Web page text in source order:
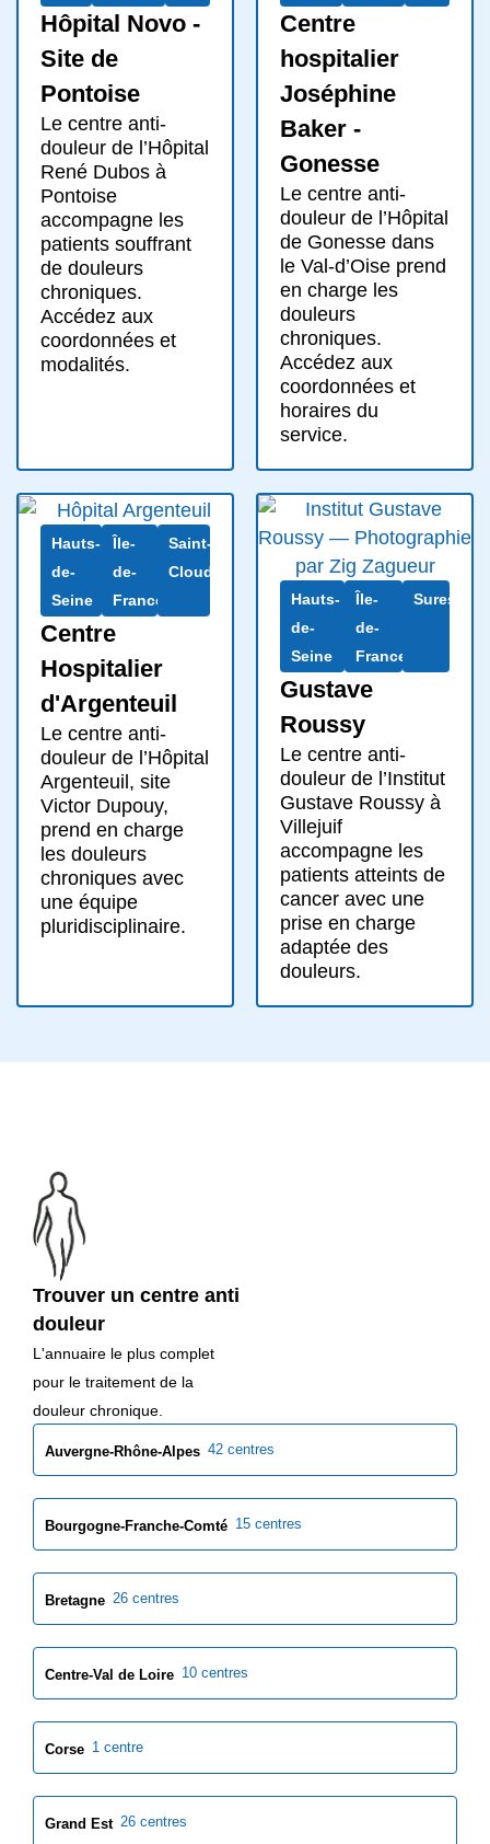
Hôpital Novo -
Site de
Pontoise
Le centre anti-
douleur de l’Hôpital
René Dubos à
Pontoise
accompagne les
patients souffrant
de douleurs
chroniques.
Accédez aux
coordonnées et
modalités.
Centre
hospitalier
Joséphine
Baker -
Gonesse
Le centre anti-
douleur de l’Hôpital
de Gonesse dans
le Val-d’Oise prend
en charge les
douleurs
chroniques.
Accédez aux
coordonnées et
horaires du
service.
Hauts-
de-
Seine
Île-
de-
France
Saint-
Cloud
Centre
Hospitalier
d'Argenteuil
Le centre anti-
douleur de l’Hôpital
Argenteuil, site
Victor Dupouy,
prend en charge
les douleurs
chroniques avec
une équipe
pluridisciplinaire.
Hauts-
de-
Seine
Île-
de-
France
Suresnes
Gustave
Roussy
Le centre anti-
douleur de l’Institut
Gustave Roussy à
Villejuif
accompagne les
patients atteints de
cancer avec une
prise en charge
adaptée des
douleurs.
Trouver un centre anti
douleur
L'annuaire le plus complet
pour le traitement de la
douleur chronique.
Auvergne-Rhône-Alpes 42 centres
Bourgogne-Franche-Comté 15 centres
Bretagne 26 centres
Centre-Val de Loire 10 centres
Corse 1 centre
Grand Est 26 centres